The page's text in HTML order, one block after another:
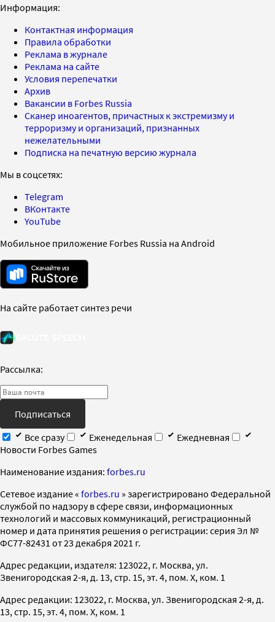
Информация:
Контактная информация
Правила обработки
Реклама в журнале
Реклама на сайте
Условия перепечатки
Архив
Вакансии в Forbes Russia
Сканер иноагентов, причастных к экстремизму и
терроризму и организаций, признанных
нежелательными
Подписка на печатную версию журнала
Мы в соцсетях:
Telegram
ВКонтакте
YouTube
Мобильное приложение Forbes Russia на Android
На сайте работает синтез речи
Рассылка:
Подписаться
Все сразу
Еженедельная
Ежедневная
Новости Forbes Games
Наименование издания: forbes.ru
Cетевое издание « forbes.ru » зарегистрировано Федеральной
службой по надзору в сфере связи, информационных
технологий и массовых коммуникаций, регистрационный
номер и дата принятия решения о регистрации: серия Эл №
ФС77-82431 от 23 декабря 2021 г.
Адрес редакции, издателя: 123022, г. Москва, ул.
Звенигородская 2-я, д. 13, стр. 15, эт. 4, пом. X, ком. 1
Адрес редакции: 123022, г. Москва, ул. Звенигородская 2-я, д.
13, стр. 15, эт. 4, пом. X, ком. 1